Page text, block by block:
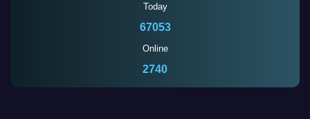
Today
67053
Online
2740